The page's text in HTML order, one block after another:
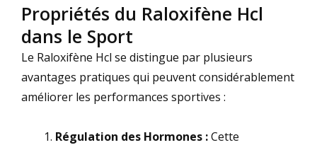
Propriétés du Raloxifène Hcl
dans le Sport
Le Raloxifène Hcl se distingue par plusieurs
avantages pratiques qui peuvent considérablement
améliorer les performances sportives :
Régulation des Hormones :Cette